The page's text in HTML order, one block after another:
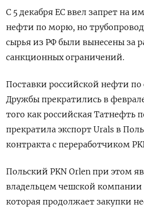
С 5 декабря ЕС ввел запрет на
нефти по морю, но
сырья из РФ были вынесены за
санкционных ограничений.
Поставки российской нефти по
Дружбы прекратились в
того как российская Татнефть
прекратила экспорт Urals в
контракта с переработчиком
Польский PKN Orlen при этом
владельцем чешской компании
которая продолжает закупки